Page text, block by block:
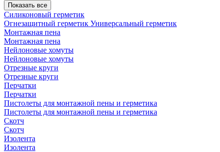
Показать все
Силиконовый герметик
Огнезащитный герметик Универсальный герметик
Монтажная пена
Монтажная пена
Нейлоновые хомуты
Нейлоновые хомуты
Отрезные круги
Отрезные круги
Перчатки
Перчатки
Пистолеты для монтажной пены и герметика
Пистолеты для монтажной пены и герметика
Скотч
Скотч
Изолента
Изолента